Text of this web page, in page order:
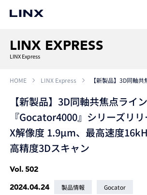
LINX EXPRESS
LINX Express
HOME LINX Express 【新製品】3D同軸
【新製品】3D同軸共焦点ライ
『Gocator4000』シリーズリリ
X解像度 1.9μm、最高速度
高精度3Dスキャン
Vol. 502
2024.04.24
製品情報 Gocator